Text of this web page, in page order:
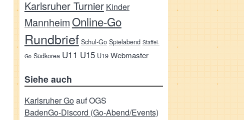
Karlsruher Turnier Kinder
MannheimOnline-Go
Rundbrief Schul-Go Spielabend Staffel-
Go Südkorea U11 U15 U19 Webmaster
Siehe auch
Karlsruher Goauf OGS
BadenGo-Discord (Go-Abend/Events)